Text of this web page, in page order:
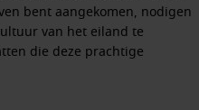
bent aangekomen, nodigen
van het eiland te
die deze prachtige